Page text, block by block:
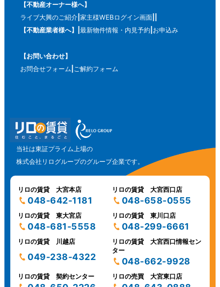
【不動産オーナー様へ】
ライブ大興のご紹介 家主様WEBログイン画面
【不動産業者様へ】
最新物件情報・内見予約 お申込み
【お問い合わせ】
お問合せフォーム ご解約フォーム
当社は東証プライム上場の
株式会社リログループのグループ企業です。
リロの賃貸 大宮本店
048-642-1181
リロの賃貸 大宮西口店
048-658-0555
リロの賃貸 東大宮店
048-681-5558
リロの賃貸 東川口店
048-299-6661
リロの賃貸 川越店
049-238-4322
リロの賃貸 大宮西口情報セン
ター
048-662-9928
リロの賃貸 契約センター リロの売買 大宮東口店